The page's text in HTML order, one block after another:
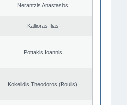
Nerantzis Anastasios
Kallioras Ilias
Pottakis Ioannis
Kokelidis Theodoros (Roulis)